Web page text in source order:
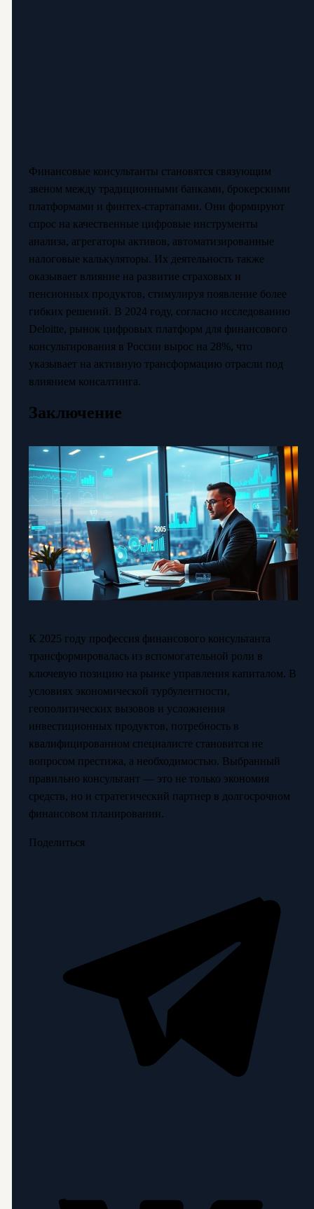
Финансовые консультанты становятся связующим
звеном между традиционными банками, брокерскими
платформами и финтех-стартапами. Они формируют
спрос на качественные цифровые инструменты
анализа, агрегаторы активов, автоматизированные
налоговые калькуляторы. Их деятельность также
оказывает влияние на развитие страховых и
пенсионных продуктов, стимулируя появление более
гибких решений. В 2024 году, согласно исследованию
Deloitte, рынок цифровых платформ для финансового
консультирования в России вырос на 28%, что
указывает на активную трансформацию отрасли под
влиянием консалтинга.
Заключение
К 2025 году профессия финансового консультанта
трансформировалась из вспомогательной роли в
ключевую позицию на рынке управления капиталом. В
условиях экономической турбулентности,
геополитических вызовов и усложнения
инвестиционных продуктов, потребность в
квалифицированном специалисте становится не
вопросом престижа, а необходимостью. Выбранный
правильно консультант — это не только экономия
средств, но и стратегический партнер в долгосрочном
финансовом планировании.
Поделиться